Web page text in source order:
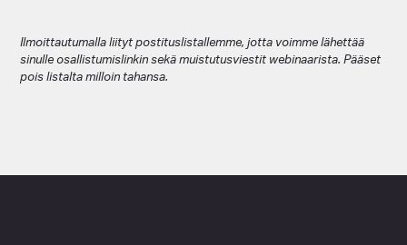
a
u
t
e
Ilmoittautumalla liityt postituslistallemme, jotta voimme lähettää
sinulle osallistumislinkin sekä muistutusviestit webinaarista. Pääset
pois listalta milloin tahansa.